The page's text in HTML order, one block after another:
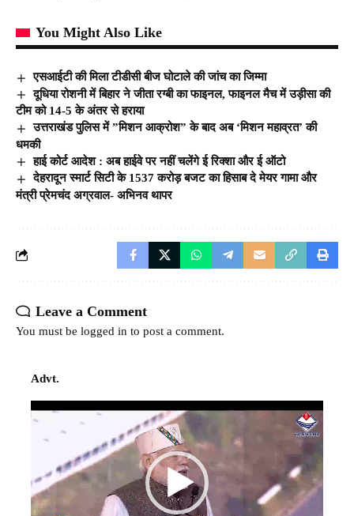
You Might Also Like
एसआईटी की मिला टीडीसी बीज घोटाले की जांच का जिम्मा
दूधिया रोशनी में बिहार ने जीता रग्बी का फाइनल, फाइनल मैच में उड़ीसा की
टीम को 14-5 के अंतर से हराया
उत्तराखंड पुलिस में ”मिशन आक्रोश” के बाद अब ‘मिशन महाव्रत’ की
धमकी
हाई कोर्ट आदेश : अब हाईवे पर नहीं चलेंगे ई रिक्शा और ई ऑटो
देहरादून स्मार्ट सिटी के 1537 करोड़ बजट का हिसाब दे मेयर गामा और
मंत्री प्रेमचंद अग्रवाल- अभिनव थापर
Leave a Comment
You must be logged in to post a comment.
Advt.
Video